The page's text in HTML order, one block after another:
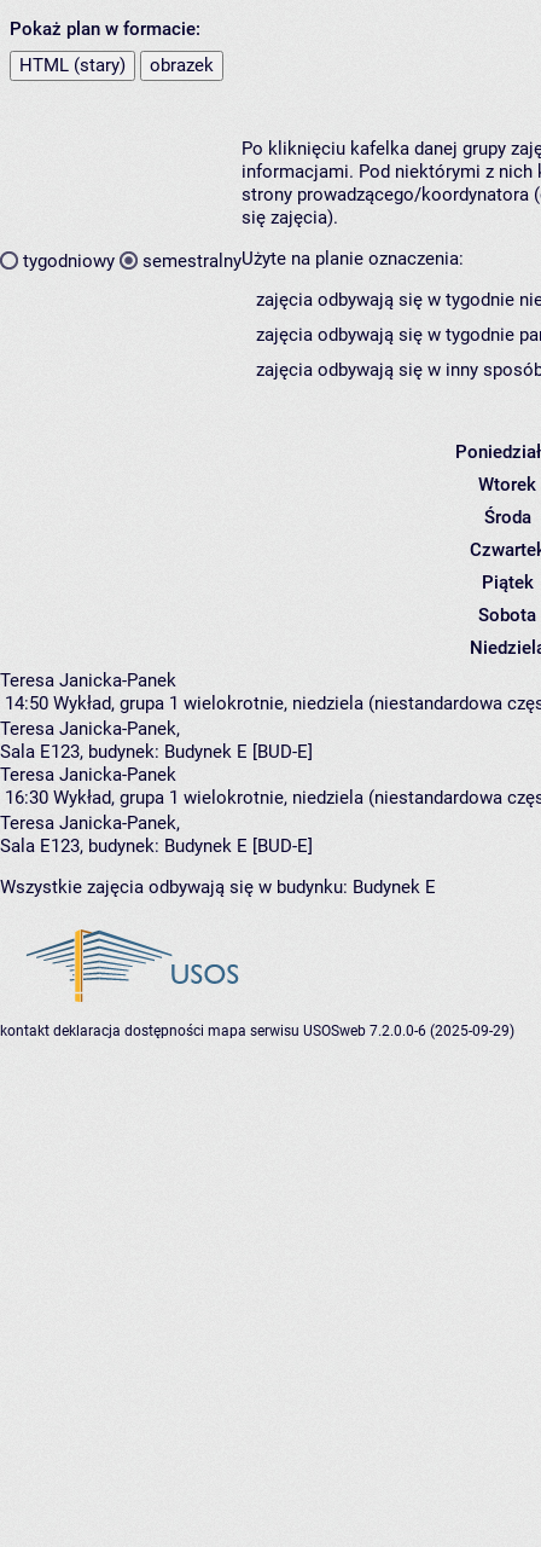
Pokaż plan w formacie:
HTML (stary)
obrazek
tygodniowy semestralny
Po kliknięciu kafelka danej grupy
informacjami. Pod niektórymi z nich
strony prowadzącego/koordynatora
się zajęcia).
Użyte na planie oznaczenia:
zajęcia odbywają się w tygodnie
zajęcia odbywają się w tygodnie
zajęcia odbywają się w inny
Wtorek
Środa
Piątek
Sobota
Teresa Janicka-Panek
14:50 Wykład, grupa 1 wielokrotnie, niedziela (niestandardowa
Teresa Janicka-Panek,
Sala E123, budynek: Budynek E [BUD-E]
Teresa Janicka-Panek
16:30 Wykład, grupa 1 wielokrotnie, niedziela (niestandardowa
Teresa Janicka-Panek,
Sala E123, budynek: Budynek E [BUD-E]
Wszystkie zajęcia odbywają się w budynku: Budynek E
kontakt deklaracja dostępności mapa serwisu USOSweb 7.2.0.0-6 (2025-09-29)